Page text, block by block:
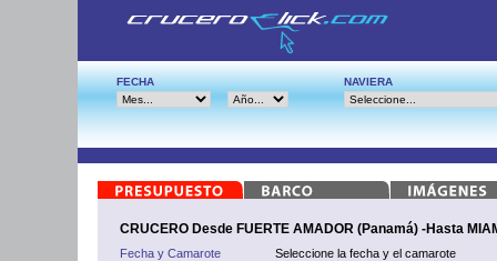
FECHA NAVIERA
CRUCERO Desde FUERTE AMADOR (Panamá) -Hasta
Fecha y Camarote
Seleccione la fecha y el camarote